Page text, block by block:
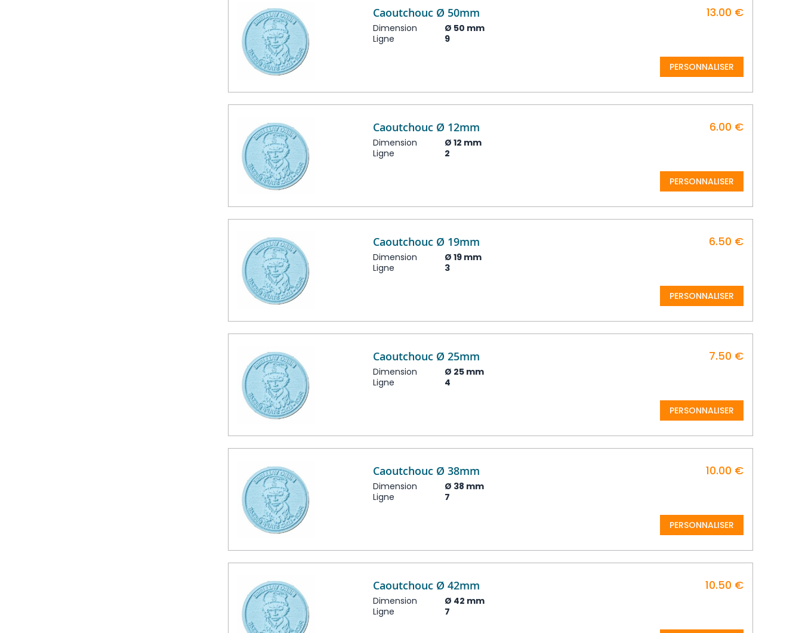
Caoutchouc Ø 50mm
Dimension
Ø 50 mm
Ligne
9
13.00 €
PERSONNALISER
Caoutchouc Ø 12mm
Dimension
Ø 12 mm
Ligne
2
6.00 €
PERSONNALISER
Caoutchouc Ø 19mm
Dimension
Ø 19 mm
Ligne
3
6.50 €
PERSONNALISER
Caoutchouc Ø 25mm
Dimension
Ø 25 mm
Ligne
4
7.50 €
PERSONNALISER
Caoutchouc Ø 38mm
Dimension
Ø 38 mm
Ligne
7
10.00 €
PERSONNALISER
Caoutchouc Ø 42mm
Dimension
Ø 42 mm
Ligne
7
10.50 €